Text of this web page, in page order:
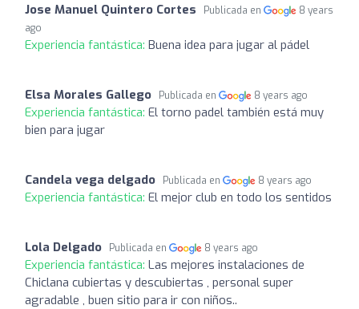
Jose Manuel Quintero Cortes Publicada en
8 years
ago
Experiencia fantástica: Buena idea para jugar al pádel
Elsa Morales Gallego Publicada en 8 years ago
Experiencia fantástica: El torno padel también está muy
bien para jugar
Candela vega delgado Publicada en 8 years ago
Experiencia fantástica: El mejor club en todo los sentidos
Lola Delgado Publicada en 8 years ago
Experiencia fantástica: Las mejores instalaciones de
Chiclana cubiertas y descubiertas , personal super
agradable , buen sitio para ir con niños..